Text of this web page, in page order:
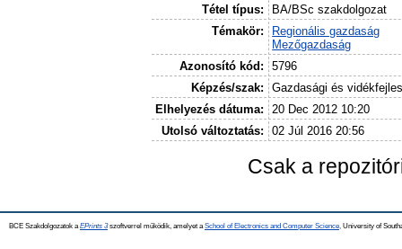
Tétel típus:
BA/BSc szakdolgozat
Témakör:
Regionális gazdaság
Mezőgazdaság
Azonosító kód:
5796
Képzés/szak:
Gazdasági és
Elhelyezés dátuma:
20 Dec 2012 10:20
Utolsó változtatás:
02 Júl 2016 20:56
Csak a
BCE Szakdolgozatok a EPrints 3szoftverrel működik, amelyet a School of Electronics and Computer Science, University of